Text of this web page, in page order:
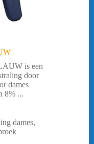
is een
door
dames
8% ...
dames,